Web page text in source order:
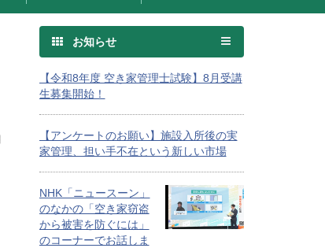
お知らせ
【令和8年度 空き家管理士試験】8月受講
生募集開始！
【アンケートのお願い】施設入所後の実
家管理、担い手不在という新しい市場
NHK「ニュースーン」
のなかの「空き家窃盗
から被害を防ぐには」
のコーナーでお話しま